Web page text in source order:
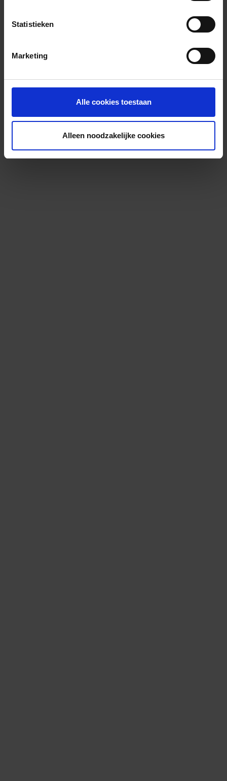
Statistieken
Marketing
Alle cookies toestaan
Alleen noodzakelijke cookies